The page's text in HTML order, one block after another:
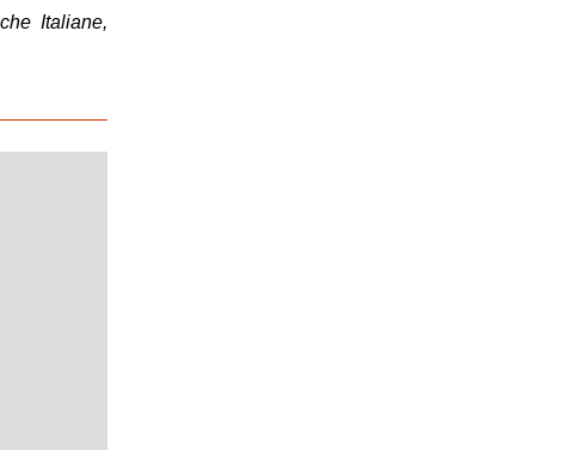
Italiane,